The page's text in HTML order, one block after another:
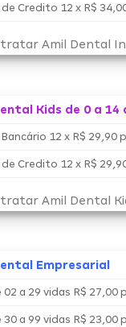
Credito 12 x R$
Amil Dental
Kids de 0 a 14
12 x R$ 29,90
Credito 12 x R$
Amil Dental
Empresarial
02 a 29 vidas R$ 27,00
30 a 99 vidas R$ 23,00